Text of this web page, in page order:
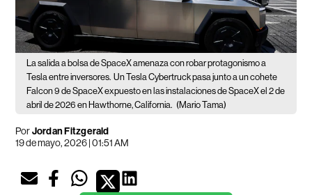
La salida a bolsa de SpaceX amenaza con robar protagonismo a
Tesla entre inversores. Un Tesla Cybertruck pasa junto a un cohete
Falcon 9 de SpaceX expuesto en las instalaciones de SpaceX el 2 de
abril de 2026 en Hawthorne, California. (Mario Tama)
PorJordan Fitzgerald
19 de mayo, 2026 | 01:51 AM